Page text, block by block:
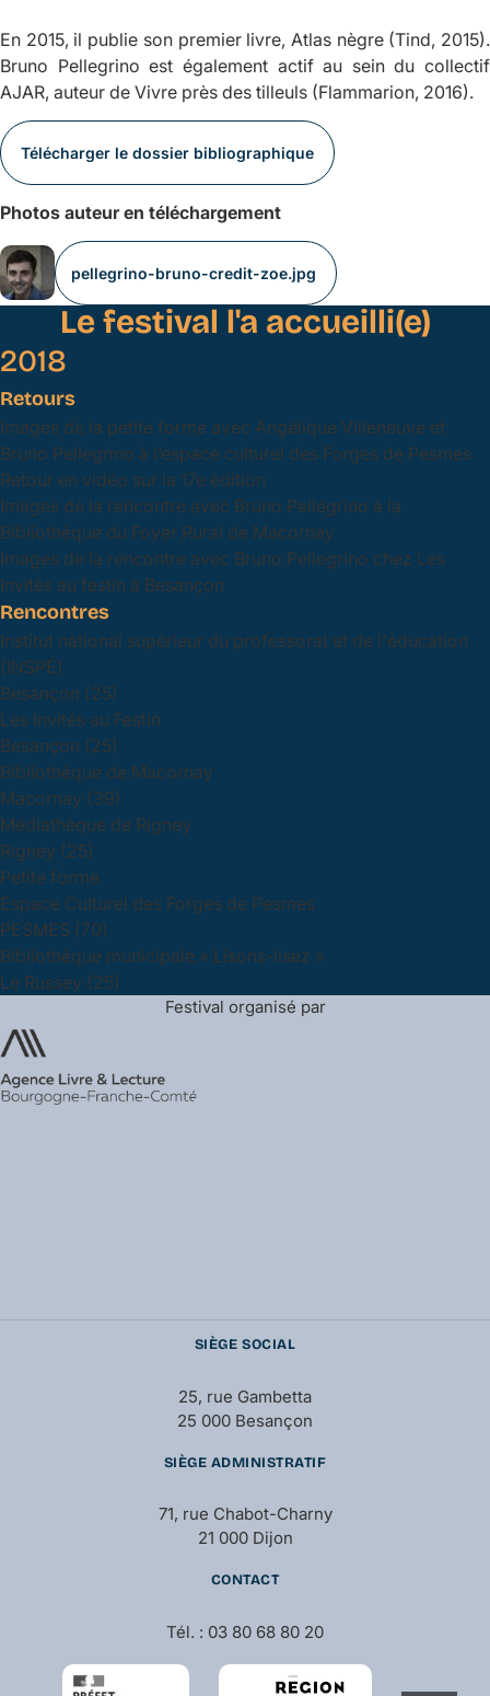
En 2015, il publie son premier livre, Atlas nègre(Tind, 2015).
Bruno Pellegrino est également actif au sein du collectif
AJAR, auteur de Vivre près des tilleuls (Flammarion, 2016).
Télécharger le dossier bibliographique
Photos auteur en téléchargement
pellegrino-bruno-credit-zoe.jpg
Le festival l'a accueilli(e)
2018
Retours
Images de la petite forme avec Angélique Villeneuve et
Bruno Pellegrino à l’espace culturel des Forges de Pesmes
Retour en vidéo sur la 17e édition
Images de la rencontre avec Bruno Pellegrino à la
Bibliothèque du Foyer Rural de Macornay
Images de la rencontre avec Bruno Pellegrino chez Les
Invités au festin à Besançon
Rencontres
Institut national supérieur du professorat et de l'éducation
(INSPÉ)
Besançon (25)
Les Invités au Festin
Besançon (25)
Bibliothèque de Macornay
Macornay (39)
Médiathèque de Rigney
Rigney (25)
Petite forme
Espace Culturel des Forges de Pesmes
PESMES (70)
Bibliothèque municipale « Lisons-lisez »
Le Russey (25)
Festival organisé par
SIÈGE SOCIAL
25, rue Gambetta
25 000 Besançon
SIÈGE ADMINISTRATIF
71, rue Chabot-Charny
21 000 Dijon
CONTACT
Tél. : 03 80 68 80 20